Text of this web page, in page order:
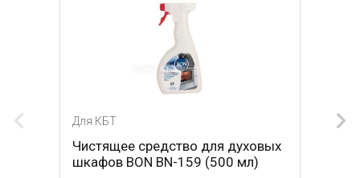
Для КБТ
Чистящее средство для духовых
шкафов BON BN-159 (500 мл)
Для КБТ
Чистящее средство для духовых
шкафов MAGIC POWER MP-014